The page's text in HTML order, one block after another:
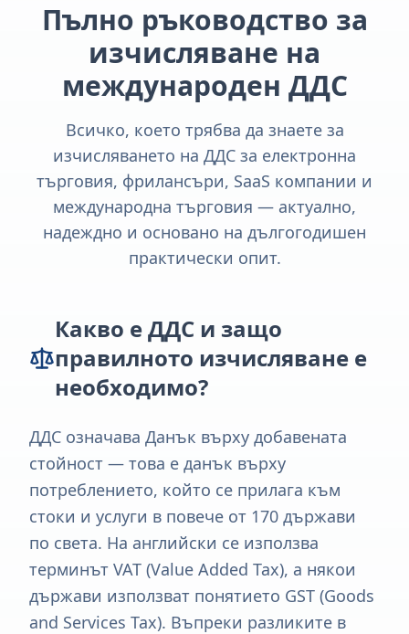
Пълно ръководство за
изчисляване на
международен ДДС
Всичко, което трябва да знаете за
изчисляването на ДДС за електронна
търговия, фрилансъри, SaaS компании и
международна търговия — актуално,
надеждно и основано на дългогодишен
практически опит.
Какво е ДДС и защо
правилното изчисляване е
необходимо?
ДДС означава Данък върху добавената
стойност — това е данък върху
потреблението, който се прилага към
стоки и услуги в повече от 170 държави
по света. На английски се използва
терминът VAT (Value Added Tax), а някои
държави използват понятието GST (Goods
and Services Tax). Въпреки разликите в